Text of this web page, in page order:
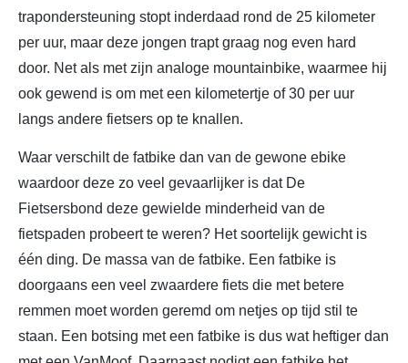
trapondersteuning stopt inderdaad rond de 25 kilometer
per uur, maar deze jongen trapt graag nog even hard
door. Net als met zijn analoge mountainbike, waarmee hij
ook gewend is om met een kilometertje of 30 per uur
langs andere fietsers op te knallen.
Waar verschilt de fatbike dan van de gewone ebike
waardoor deze zo veel gevaarlijker is dat De
Fietsersbond deze gewielde minderheid van de
fietspaden probeert te weren? Het soortelijk gewicht is
één ding. De massa van de fatbike. Een fatbike is
doorgaans een veel zwaardere fiets die met betere
remmen moet worden geremd om netjes op tijd stil te
staan. Een botsing met een fatbike is dus wat heftiger dan